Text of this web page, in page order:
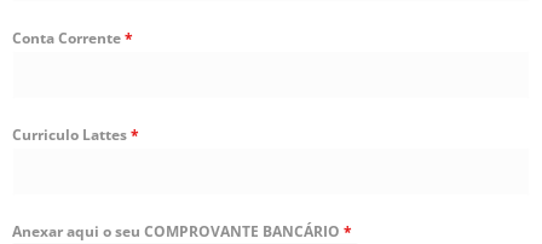
Conta Corrente*
Curriculo Lattes*
Anexar aqui o seu COMPROVANTE BANCÁRIO *